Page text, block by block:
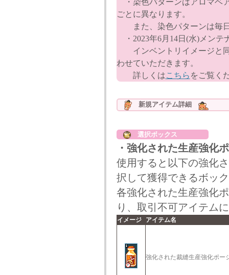
ごとに異なります。
また、染色パターンは毎日
・2023年6月14日(水)メンテ
インベントリイメージと同
わせていただきます。
詳しくはこちら をご覧く
新規アイテム詳細
選択ボックス
・強化された生産強化
使用すると以下の強化
択して獲得できるボッ
各強化された生産強化
り、取引不可アイテム
イメージ アイテム名
強化された裁縫生産強化ポー